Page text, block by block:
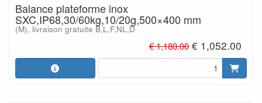
Balance plateforme inox
SXC,IP68,30/60kg,10/20g,500×400 mm
(M), livraison gratuite B,L,F,NL,D
€ 1,180.00 € 1,052.00